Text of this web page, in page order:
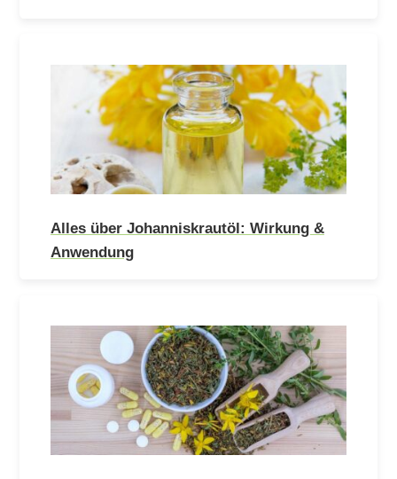
Alles über Johanniskrautöl: Wirkung &
Anwendung